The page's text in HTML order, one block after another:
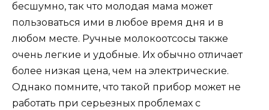
бесшумно, так что молодая мама может
пользоваться ими в любое время дня и в
любом месте. Ручные молокоотсосы также
очень легкие и удобные. Их обычно отличает
более низкая цена, чем на электрические.
Однако помните, что такой прибор может не
работать при серьезных проблемах с